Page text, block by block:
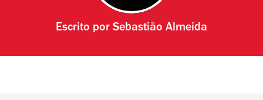
Escrito por Sebastião Almeida